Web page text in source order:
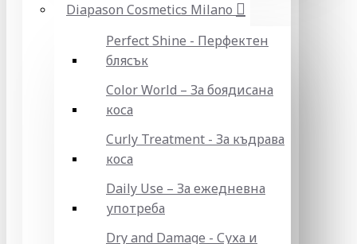
Diapason Cosmetics Milano
Perfect Shine - Перфектен
блясък
Color World – За боядисана
коса
Curly Treatment - За къдрава
коса
Daily Use – За ежедневна
употреба
Dry and Damage - Суха и